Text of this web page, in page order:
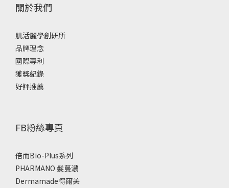
關於我們
肌活麗學創研所
品牌理念
國際專利
獲獎紀錄
好評推薦
FB粉絲專頁
倍而Bio-Plus系列
PHARMANO 髮蔓濃
Dermamade得爾美